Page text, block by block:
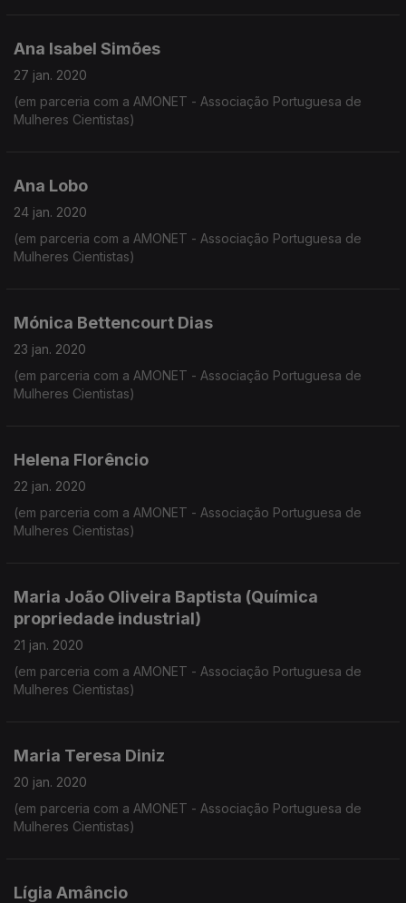
Ana Isabel Simões
27 jan. 2020
(em parceria com a AMONET - Associação Portuguesa de
Mulheres Cientistas)
Ana Lobo
24 jan. 2020
(em parceria com a AMONET - Associação Portuguesa de
Mulheres Cientistas)
Mónica Bettencourt Dias
23 jan. 2020
(em parceria com a AMONET - Associação Portuguesa de
Mulheres Cientistas)
Helena Florêncio
22 jan. 2020
(em parceria com a AMONET - Associação Portuguesa de
Mulheres Cientistas)
Maria João Oliveira Baptista (Química
propriedade industrial)
21 jan. 2020
(em parceria com a AMONET - Associação Portuguesa de
Mulheres Cientistas)
Maria Teresa Diniz
20 jan. 2020
(em parceria com a AMONET - Associação Portuguesa de
Mulheres Cientistas)
Lígia Amâncio